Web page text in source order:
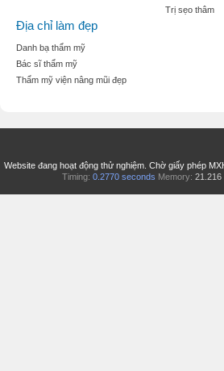
Trị sẹo thâm
Địa chỉ làm đẹp
Danh bạ thẩm mỹ
Bác sĩ thẩm mỹ
Thẩm mỹ viện nâng mũi đẹp
Website đang hoạt động thử nghiệm. Chờ giấy phép
Timing: 0.2770 seconds Memory: 21.216